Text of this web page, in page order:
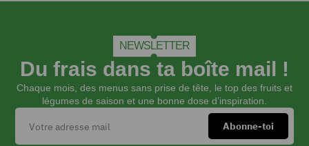
s.
de
curry
300
NEWSLETTER
Du frais dans ta boîte mail !
Chaque mois, des menus sans prise de tête, le top des fruits et
légumes de saison et une bonne dose d’inspiration.